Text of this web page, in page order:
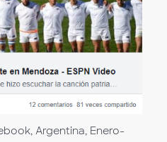
Argentina, Enero-